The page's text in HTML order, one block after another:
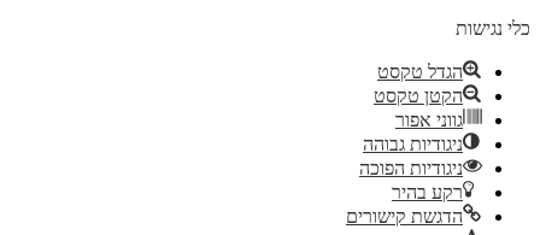
כלי נגישות
הגדל טקסט
הקטן טקסט
גווני אפור
ניגודיות גבוהה
ניגודיות הפוכה
רקע בהיר
הדגשת קישורים